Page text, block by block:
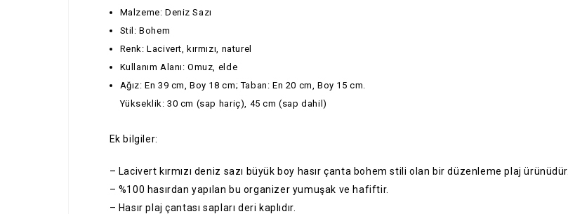
Malzeme: Deniz Sazı
Stil: Bohem
Renk: Lacivert, kırmızı, naturel
Kullanım Alanı: Omuz, elde
Ağız: En 39 cm, Boy 18 cm; Taban: En 20 cm, Boy 15 cm.
Yükseklik: 30 cm (sap hariç), 45 cm (sap dahil)
Ek bilgiler:
– Lacivert kırmızı deniz sazı büyük boy hasır çanta bohem stili olan bir düzenleme plaj ürünüdür.
– %100 hasırdan yapılan bu organizer yumuşak ve hafiftir.
– Hasır plaj çantası sapları deri kaplıdır.